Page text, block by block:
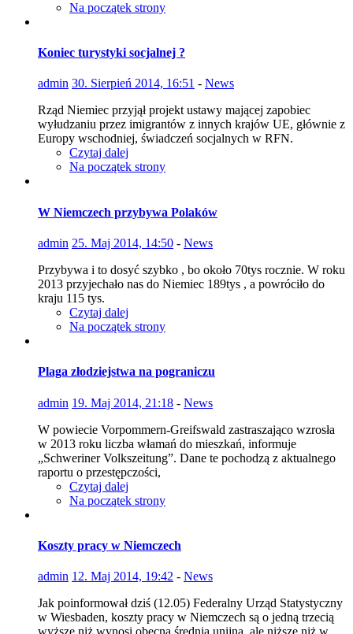
Na początek strony
Koniec turystyki socjalnej ?
admin 30. Sierpień 2014, 16:51 - News
Rząd Niemiec przyjął projekt ustawy mającej zapobiec
wyłudzaniu przez imigrantów z innych krajów UE, głównie z
Europy wschodniej, świadczeń socjalnych w RFN.
Czytaj dalej
Na początek strony
W Niemczech przybywa Polaków
admin 25. Maj 2014, 14:50 - News
Przybywa i to dosyć szybko , bo około 70tys rocznie. W roku
2013 przyjechało nas do Niemiec 189tys , a powróciło do
kraju 115 tys.
Czytaj dalej
Na początek strony
Plaga złodziejstwa na pograniczu
admin 19. Maj 2014, 21:18 - News
W powiecie Vorpommern-Greifswald zastraszająco wzrosła
w 2013 roku liczba włamań do mieszkań, informuje
„Schweriner Volkszeitung”. Dane te pochodzą z aktualnego
raportu o przestępczości,
Czytaj dalej
Na początek strony
Koszty pracy w Niemczech
admin 12. Maj 2014, 19:42 - News
Jak poinformował dziś (12.05) Federalny Urząd Statystyczny
w Wiesbaden, koszty pracy w Niemczech są o jedną trzecią
wyższe niż wynosi obecna średnia unijna, ale niższe niż w